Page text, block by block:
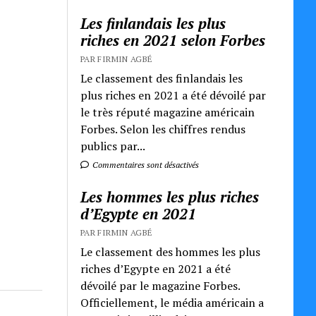
Les finlandais les plus
riches en 2021 selon Forbes
PAR FIRMIN AGBÉ
Le classement des finlandais les
plus riches en 2021 a été dévoilé par
le très réputé magazine américain
Forbes. Selon les chiffres rendus
publics par...
Commentaires sont désactivés
Les hommes les plus riches
d’Egypte en 2021
PAR FIRMIN AGBÉ
Le classement des hommes les plus
riches d’Egypte en 2021 a été
dévoilé par le magazine Forbes.
Officiellement, le média américain a